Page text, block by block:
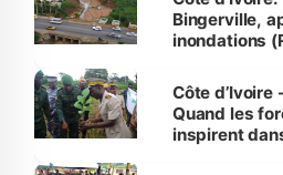
Bingerville,
inondations
Côte d’Ivoire
Quand les
inspirent